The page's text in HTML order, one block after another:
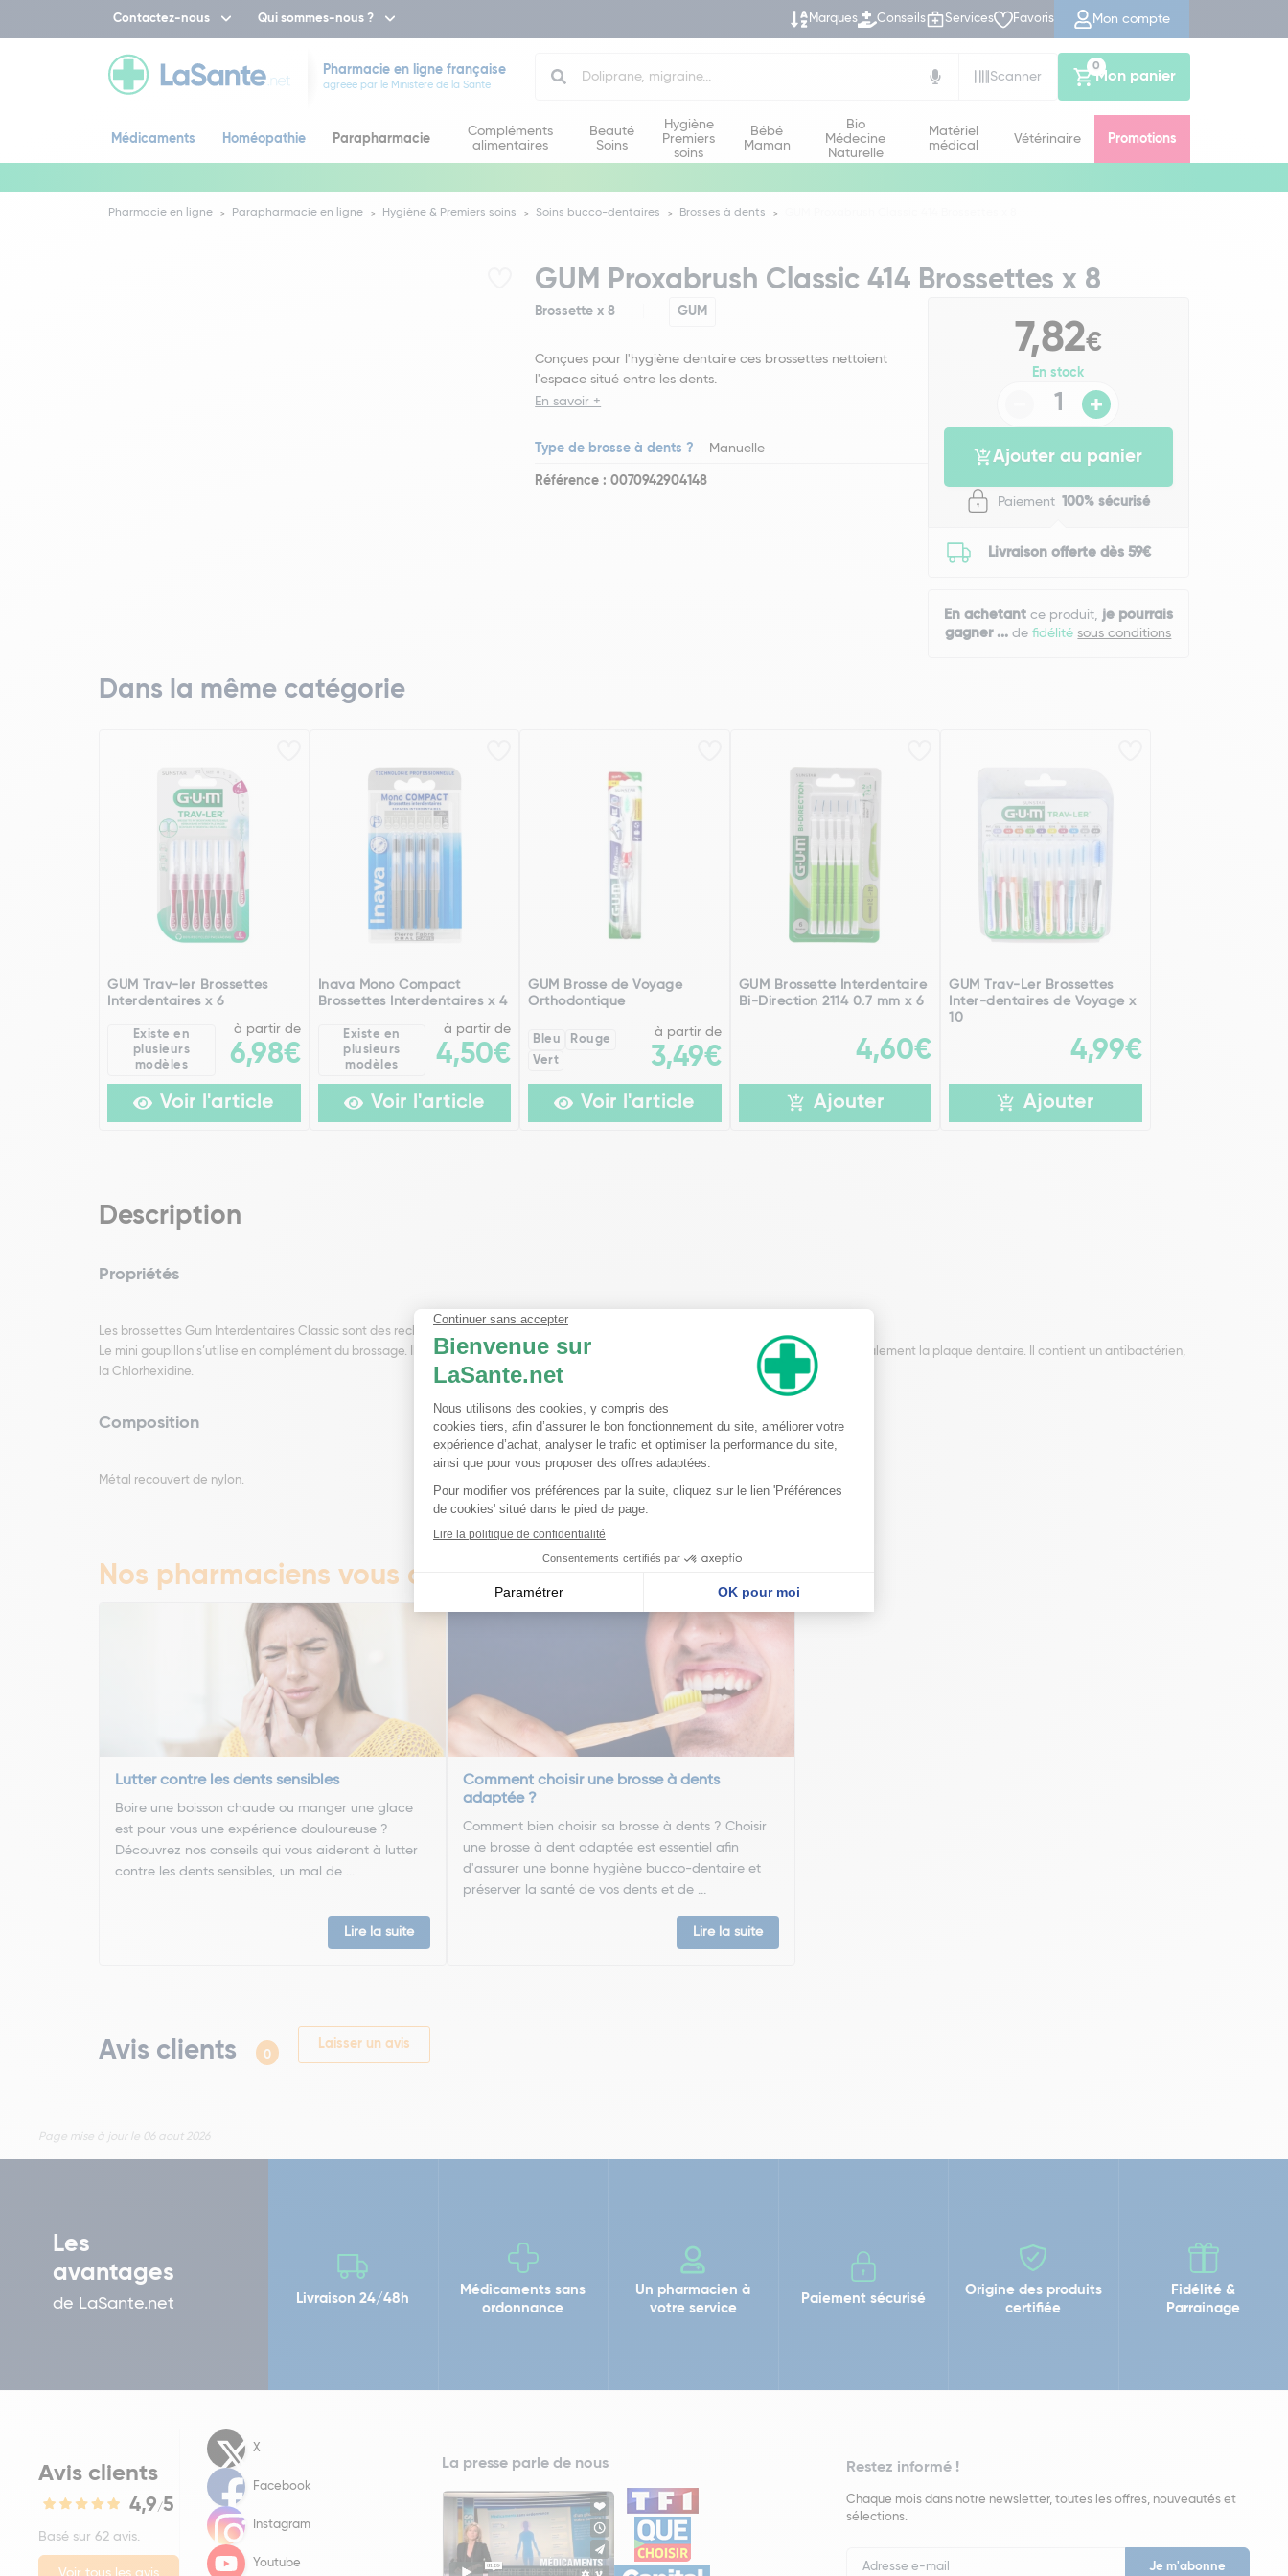
Contactez-nous Qui sommes-nous ? Marques Conseils Services Favoris Mon compte
Pharmacie en ligne française
agréée par le Ministère de la Santé
Scanner
Mon panier
0
Médicaments Homéopathie Parapharmacie
Compléments
alimentaires
Beauté
Soins
Hygiène
Premiers
soins
Bébé
Maman
Bio
Médecine
Naturelle
Matériel
médical
Vétérinaire Promotions
Pharmacie en ligne Parapharmacie en ligne Hygiène & Premiers soins Soins bucco-dentaires Brosses à dents
GUM Proxabrush Classic 414 Brossettes x 8
Brossette x 8 GUM
Conçues pour l'hygiène dentaire ces brossettes nettoient
l'espace situé entre les dents.
En savoir +
Type de brosse à dents ? Manuelle
Référence : 0070942904148
7,82€
En stock
Ajouter au panier
Paiement 100% sécurisé
Livraison offerte dès 59€
En achetantce produit, je pourrais
gagner ... defidélitésous conditions
Dans la même catégorie
GUM Trav-ler Brossettes
Interdentaires x 6
Existe en
plusieurs
modèles
à partir de
6,98€
Voir l'article
Inava Mono Compact
Brossettes Interdentaires x 4
Existe en
plusieurs
modèles
à partir de
4,50€
Voir l'article
GUM Brosse de Voyage
Orthodontique
Bleu
Rouge
Vert
à partir de
3,49€
Voir l'article
GUM Brossette Interdentaire
Bi-Direction 2114 0.7 mm x 6
4,60€
Ajouter
GUM Trav-Ler Brossettes
Inter-dentaires de Voyage x
10
4,99€
Ajouter
Description
Propriétés
Les brossettes Gum Interdentaires Classic sont des recharges adaptables sur le manche porte brossette GUM.
Le mini goupillon s’utilise en complément du brossage. Il permet de nettoyer les espaces interdentaires ainsi que les dents, il élimine également la plaque dentaire. Il contient un antibactérien,
la Chlorhexidine.
Composition
Métal recouvert de nylon.
Nos pharmaciens vous conseillent
Lutter contre les dents sensibles
Boire une boisson chaude ou manger une glace
est pour vous une expérience douloureuse ?
Découvrez nos conseils qui vous aideront à lutter
contre les dents sensibles, un mal de ...
Lire la suite
Comment choisir une brosse à dents
adaptée ?
Comment bien choisir sa brosse à dents ? Choisir
une brosse à dent adaptée est essentiel afin
d'assurer une bonne hygiène bucco-dentaire et
préserver la santé de vos dents et de ...
Lire la suite
Avis clients 0
Laisser un avis
Page mise à jour le 06 aout 2026
Les
avantages
de LaSante.net Livraison 24/48h
Médicaments sans
ordonnance
Un pharmacien à
votre service
Paiement sécurisé
Origine des produits
certifiée
Fidélité &
Parrainage
Avis clients
4,9/5
Basé sur 62 avis.
Voir tous les avis
X
Facebook
Instagram
Youtube
La presse parle de nous Restez informé !
Chaque mois dans notre newsletter, toutes les offres, nouveautés et
sélections.
Newsletter